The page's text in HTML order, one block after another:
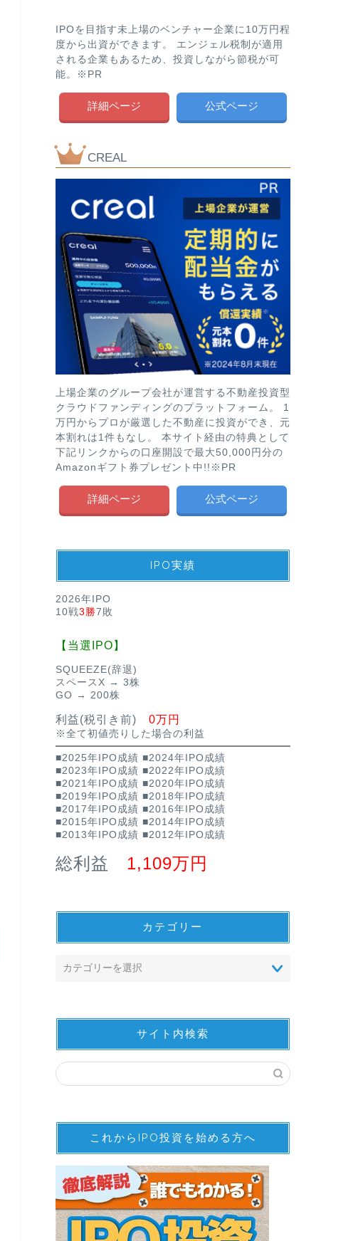
IPOを目指す未上場のベンチャー企業に10万円程
度から出資ができます。 エンジェル税制が適用
される企業もあるため、投資しながら節税が可
能。※PR
詳細ページ 公式ページ
CREAL
上場企業のグループ会社が運営する不動産投資型
クラウドファンディングのプラットフォーム。 1
万円からプロが厳選した不動産に投資ができ、元
本割れは1件もなし。 本サイト経由の特典として
下記リンクからの口座開設で最大50,000円分の
Amazonギフト券プレゼント中!!※PR
詳細ページ 公式ページ
IPO実績
2026年IPO
10戦3勝7敗
【当選IPO】
SQUEEZE(辞退)
スペースX → 3株
GO → 200株
利益(税引き前) 0万円
※全て初値売りした場合の利益
■2025年IPO成績 ■2024年IPO成績
■2023年IPO成績 ■2022年IPO成績
■2021年IPO成績 ■2020年IPO成績
■2019年IPO成績 ■2018年IPO成績
■2017年IPO成績 ■2016年IPO成績
■2015年IPO成績 ■2014年IPO成績
■2013年IPO成績 ■2012年IPO成績
総利益 1,109万円
カテゴリー
サイト内検索
これからIPO投資を始める方へ